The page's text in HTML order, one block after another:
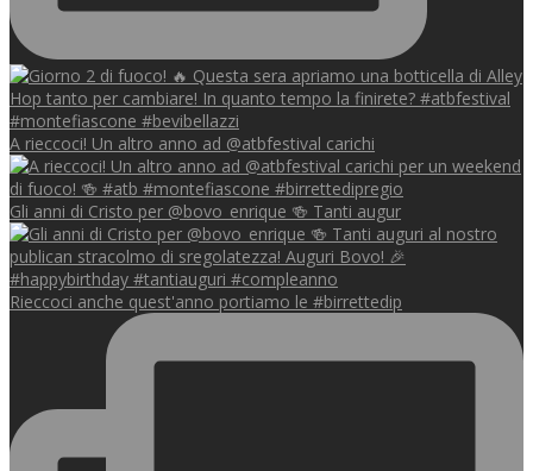
A rieccoci! Un altro anno ad @atbfestival carichi
Gli anni di Cristo per @bovo_enrique 🍻 Tanti augur
Rieccoci anche quest'anno portiamo le #birrettedip